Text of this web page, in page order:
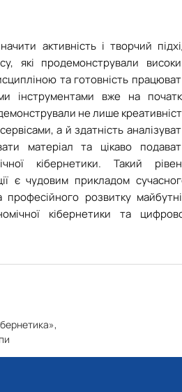
активність і творчий
які продемонстрували
та готовність
інструментами вже на
не лише
а й здатність
матеріал та цікаво
кібернетики. Такий
є чудовим прикладом
розвитку
кібернетики та